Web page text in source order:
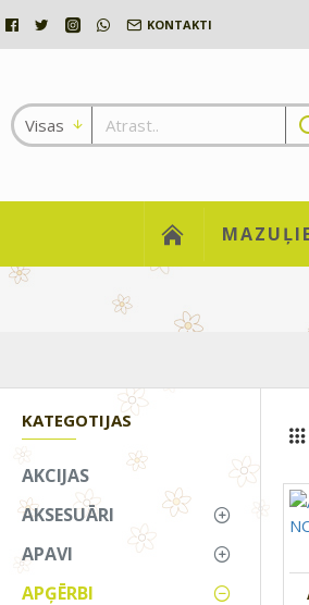
KONTAKTI
Visas
KATEGOTIJAS
AKCIJAS
AKSESUĀRI
APAVI
APĢĒRBI